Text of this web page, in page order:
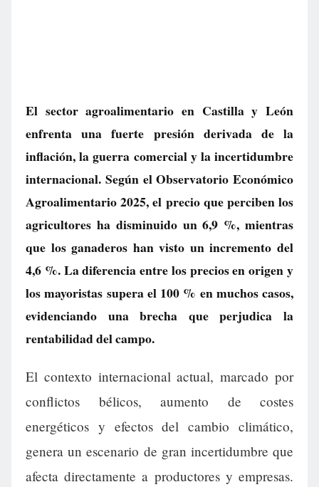
El sector agroalimentario en Castilla y León
enfrenta una fuerte presión derivada de la
inflación, la guerra comercial y la incertidumbre
internacional. Según el Observatorio Económico
Agroalimentario 2025, el precio que perciben los
agricultores ha disminuido un 6,9 %, mientras
que los ganaderos han visto un incremento del
4,6 %. La diferencia entre los precios en origen y
los mayoristas supera el 100 % en muchos casos,
evidenciando una brecha que perjudica la
rentabilidad del campo.
El contexto internacional actual, marcado por
conflictos bélicos, aumento de costes
energéticos y efectos del cambio climático,
genera un escenario de gran incertidumbre que
afecta directamente a productores y empresas.